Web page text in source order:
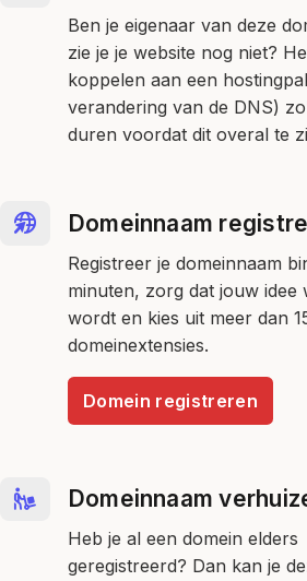
Ben je eigenaar van deze
zie je je website nog niet?
koppelen aan een
verandering van de DNS)
duren voordat dit overal te
Domeinnaam
Registreer je domeinnaam
minuten, zorg dat jouw idee
wordt en kies uit meer dan
domeinextensies.
Domein registreren
Domeinnaam
Heb je al een domein elders
geregistreerd? Dan kan je